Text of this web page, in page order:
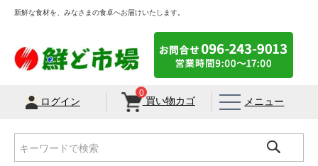
新鮮な食材を、みなさまの食卓へお届けいたします。
ログイン 買い物カゴ
0
メニュー